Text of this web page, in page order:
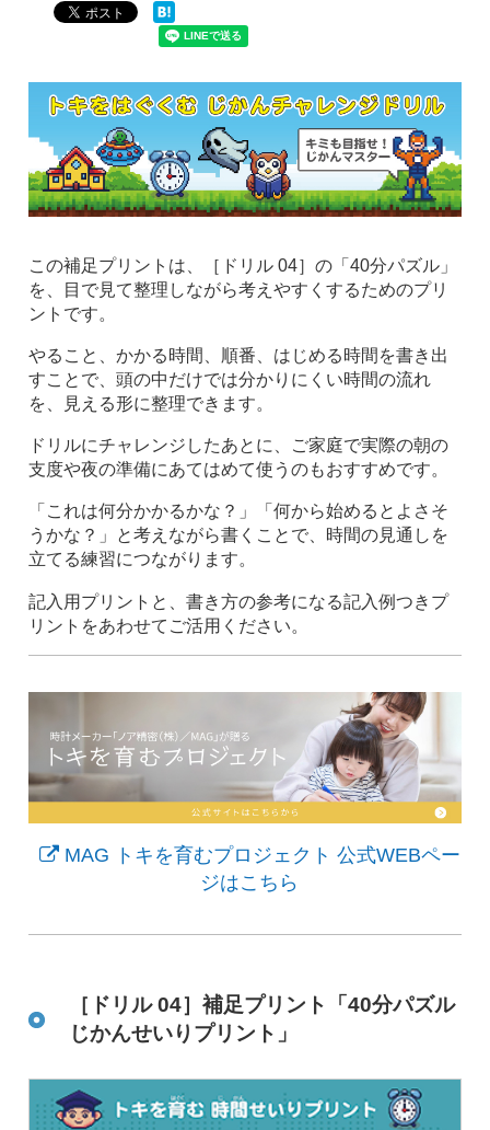
この補足プリントは、［ドリル 04］の「40分パズル」
を、目で見て整理しながら考えやすくするためのプリ
ントです。
やること、かかる時間、順番、はじめる時間を書き出
すことで、頭の中だけでは分かりにくい時間の流れ
を、見える形に整理できます。
ドリルにチャレンジしたあとに、ご家庭で実際の朝の
支度や夜の準備にあてはめて使うのもおすすめです。
「これは何分かかるかな？」「何から始めるとよさそ
うかな？」と考えながら書くことで、時間の見通しを
立てる練習につながります。
記入用プリントと、書き方の参考になる記入例つきプ
リントをあわせてご活用ください。
MAG トキを育むプロジェクト 公式WEBペー
ジはこちら
［ドリル 04］補足プリント「40分パズル
じかんせいりプリント」